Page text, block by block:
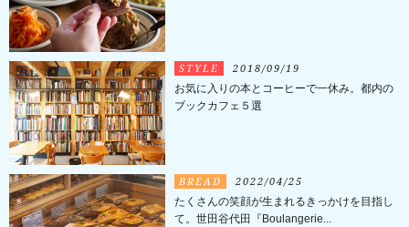
STYLE 2018/09/19
お気に入りの本とコーヒーで一休み。都内の
ブックカフェ５選
BREAD 2022/04/25
たくさんの笑顔が生まれるきっかけを目指し
て。世田谷代田『Boulangerie...